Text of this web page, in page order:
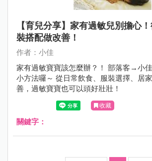
【育兒分享】家有過敏兒別擔心
裝搭配做改善！
作者：小佳
家有過敏寶寶該怎麼辦？！ 部落客→小
小方法囉～ 從日常飲食、服裝選擇、居
善，過敏寶寶也可以頭好壯壯！
收藏
關鍵字：